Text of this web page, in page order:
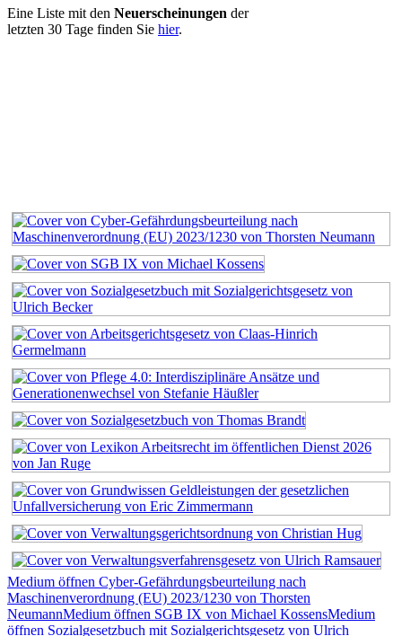
Eine Liste mit den Neuerscheinungen der
letzten 30 Tage finden Sie hier.
Medium öffnen Cyber-Gefährdungsbeurteilung nach
Maschinenverordnung (EU) 2023/1230 von Thorsten
NeumannMedium öffnen SGB IX von Michael KossensMedium
öffnen Sozialgesetzbuch mit Sozialgerichtsgesetz von Ulrich